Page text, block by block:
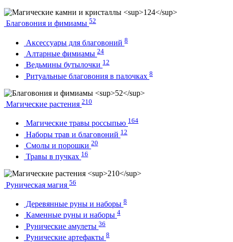
Благовония и фимиамы 52
Аксессуары для благовоний 8
Алтарные фимиамы 24
Ведьмины бутылочки 12
Ритуальные благовония в палочках 8
Магические растения 210
Магические травы россыпью 164
Наборы трав и благовоний 12
Смолы и порошки 20
Травы в пучках 16
Руническая магия 56
Деревянные руны и наборы 8
Каменные руны и наборы 4
Рунические амулеты 36
Рунические артефакты 8